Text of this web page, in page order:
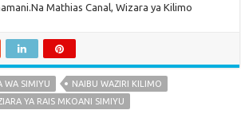
Mathias Canal, Wizara ya Kilimo
WA SIMIYU
NAIBU WAZIRI KILIMO
YA RAIS MKOANI SIMIYU